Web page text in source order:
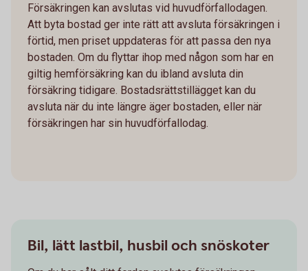
Försäkringen kan avslutas vid huvudförfallodagen.
Att byta bostad ger inte rätt att avsluta försäkringen i
förtid, men priset uppdateras för att passa den nya
bostaden. Om du flyttar ihop med någon som har en
giltig hemförsäkring kan du ibland avsluta din
försäkring tidigare. Bostadsrättstillägget kan du
avsluta när du inte längre äger bostaden, eller när
försäkringen har sin huvudförfallodag.
Bil, lätt lastbil, husbil och snöskoter